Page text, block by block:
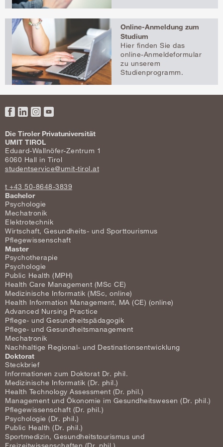
Online-Anmeldung zum
Studium
Hier finden Sie das
online-Anmeldeformular
zu unserem
Studienprogramm.
Die Tiroler Privatuniversität
UMIT TIROL
Eduard-Wallnöfer-Zentrum 1
6060 Hall in Tirol
studentservice@umit-tirol.at
t +43 50-8648-3839
Bachelor
Psychologie
Mechatronik
Elektrotechnik
Wirtschaft, Gesundheits- und Sporttourismus
Pflegewissenschaft
Master
Psychotherapie
Psychologie
Public Health (MPH)
Health Care Management (MSc CE)
Medizinische Informatik (MSc, online)
Health Information Management, MA (CE) (online)
Advanced Nursing Practice
Pflege- und Gesundheitspädagogik
Pflege- und Gesundheitsmanagement
Mechatronik
Nachhaltige Regional- und Destinationsentwicklung
Doktorat
Steckbrief
Informationen zum Doktorat Dr. phil.
Medizinische Informatik (Dr. phil.)
Health Technology Assessment (Dr. phil.)
Management und Ökonomie im Gesundheitswesen (Dr. phil.)
Pflegewissenschaft (Dr. phil.)
Psychologie (Dr. phil.)
Public Health (Dr. phil.)
Sportmedizin, Gesundheitstourismus und